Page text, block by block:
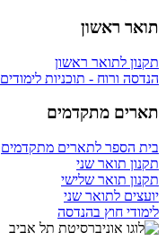
תואר ראשון
תקנון לתואר ראשון
הנדסה ורוח - תוכניות לימודים
תארים מתקדמים
בית הספר לתארים מתקדמים
תקנון תואר שני
תקנון תואר שלישי
יועצים לתואר שני
לימודי חוץ בהנדסה